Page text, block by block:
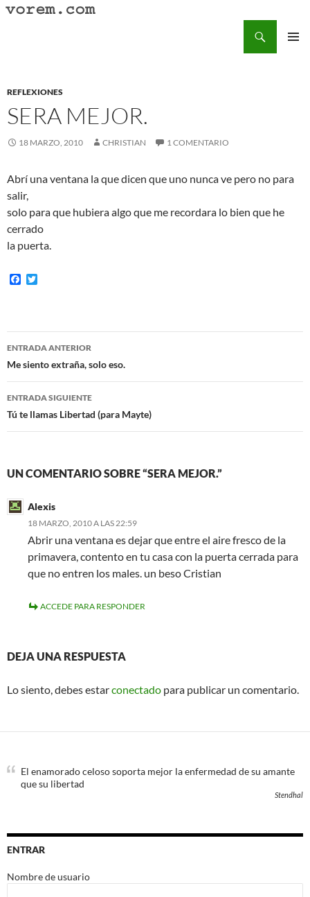
Saltar
REFLEXIONES
SERA MEJOR.
18 MARZO, 2010 CHRISTIAN 1 COMENTARIO
Abrí una ventana la que dicen que uno nunca ve pero no para
salir,
solo para que hubiera algo que me recordara lo bien que he
cerrado
la puerta.
F
o
o
e
r
Navegación
de
entradas
ENTRADA ANTERIOR
Me siento extraña, solo eso.
ENTRADA SIGUIENTE
Tú te llamas Libertad (para Mayte)
UN COMENTARIO SOBRE “SERA MEJOR.”
Alexis
18 MARZO, 2010 A LAS 22:59
Abrir una ventana es dejar que entre el aire fresco de la
primavera, contento en tu casa con la puerta cerrada para
que no entren los males. un beso Cristian
ACCEDE PARA RESPONDER
DEJA UNA RESPUESTA
Lo siento, debes estarconectado para publicar un comentario.
El enamorado celoso soporta mejor la enfermedad de su amante
que su libertad
Stendhal
ENTRAR
Nombre de usuario